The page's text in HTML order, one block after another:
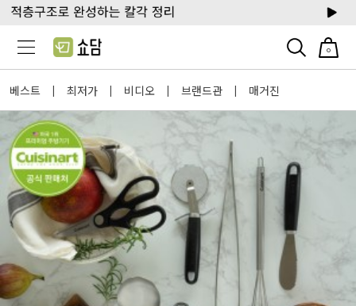
0
베스트 | 최저가 | 비디오 | 브랜드관 | 매거진